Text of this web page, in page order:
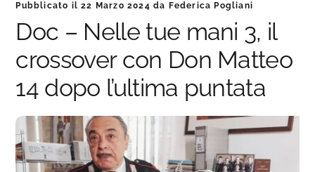
Pubblicato il22 Marzo 2024 da Federica Pogliani
Doc – Nelle tue mani 3, il
crossover con Don Matteo
14 dopo l’ultima puntata